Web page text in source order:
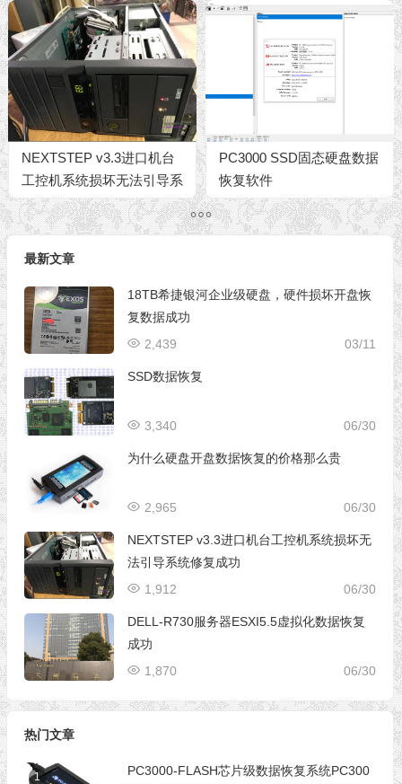
数据
NEXTSTEP v3.3进口机台
工控机系统损坏无法引导系
统修复成功
PC3000 SSD固态硬盘数据
恢复软件
最新文章
18TB希捷银河企业级硬盘，硬件损坏开盘恢
复数据成功
03/11
2,439
SSD数据恢复
06/30
3,340
为什么硬盘开盘数据恢复的价格那么贵
06/30
2,965
NEXTSTEP v3.3进口机台工控机系统损坏无
法引导系统修复成功
06/30
1,912
DELL-R730服务器ESXI5.5虚拟化数据恢复
成功
06/30
1,870
热门文章
1
PC3000-FLASH芯片级数据恢复系统PC300